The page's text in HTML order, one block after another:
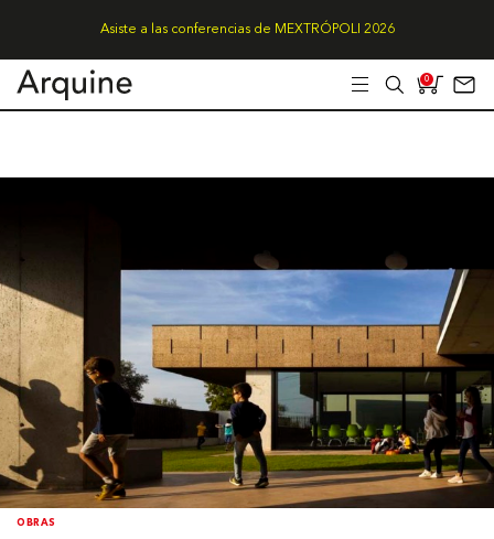
Asiste a las conferencias de MEXTRÓPOLI 2026
0
OBRAS